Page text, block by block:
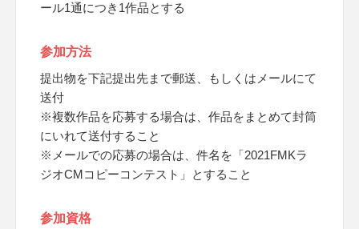
ール1通につき1作品とする
参加方法
提出物を下記提出先まで郵送、もしくはメールにて
送付
※複数作品を応募する場合は、作品をまとめて封筒
にいれて送付すること
※メールでの応募の場合は、件名を「2021FMKラ
ジオCMコピーコンテスト」とすること
参加資格